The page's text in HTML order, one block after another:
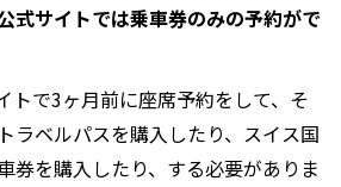
式サイトでは乗車券のみの予約がで
トで3ヶ月前に座席予約をして、そ
ラベルパスを購入したり、スイス国
券を購入したり、する必要がありま